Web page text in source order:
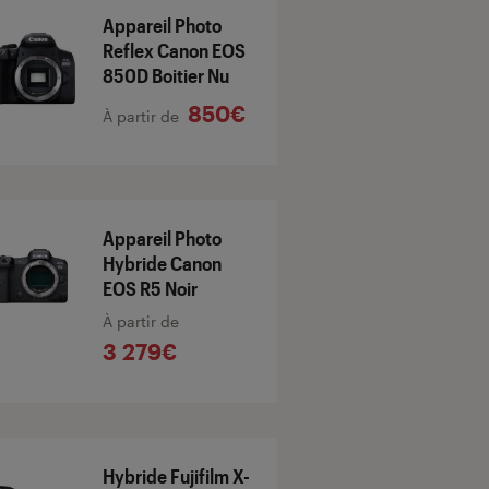
Appareil Photo
Reflex Canon EOS
850D Boitier Nu
À partir de 850€
Appareil Photo
Hybride Canon
EOS R5 Noir
À partir de
3 279€
Hybride Fujifilm X-